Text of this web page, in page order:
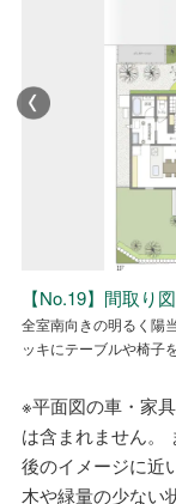
No.19省エネ性能ラ
【No.19】間取り図
全室南向きの明るく陽
ッキにテーブルや椅子
No.19 LDK ワイドな
然光が部屋全体を明る
心地よさを感じられま
No.19省エネ性能ラ
【No.19】間取り図
全室南向きの明るく陽
ッキにテーブルや椅子
※平面図の車・家
は含まれません。
後のイメージに近
木や緑量の少ない